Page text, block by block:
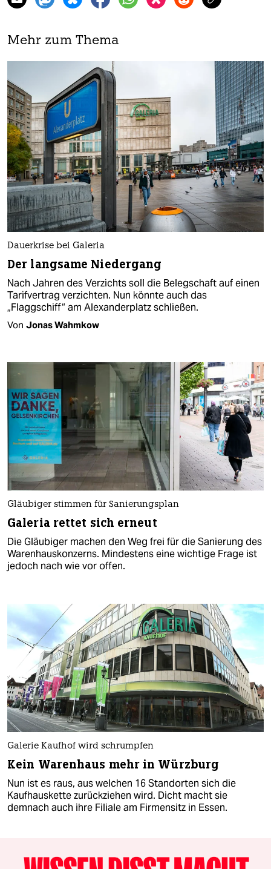
Mehr zum Thema
Dauerkrise bei Galeria
Der langsame Niedergang
Nach Jahren des Verzichts soll die Belegschaft auf einen
Tarifvertrag verzichten. Nun könnte auch das
„Flaggschiff“ am Alexanderplatz schließen.
Von Jonas Wahmkow
Gläubiger stimmen für Sanierungsplan
Galeria rettet sich erneut
Die Gläubiger machen den Weg frei für die Sanierung des
Warenhauskonzerns. Mindestens eine wichtige Frage ist
jedoch nach wie vor offen.
Galerie Kaufhof wird schrumpfen
Kein Warenhaus mehr in Würzburg
Nun ist es raus, aus welchen 16 Standorten sich die
Kaufhauskette zurückziehen wird. Dicht macht sie
demnach auch ihre Filiale am Firmensitz in Essen.